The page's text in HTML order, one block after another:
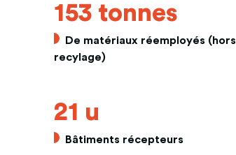
153 tonnes
De matériaux réemployés (hors
recylage)
21 u
Bâtiments récepteurs